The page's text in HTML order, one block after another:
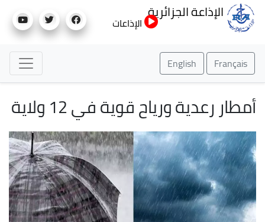
إلى
الإذاعة الجزائرية
الإذاعات
Français
English
أمطار رعدية ورياح قوية في 12 ولاية